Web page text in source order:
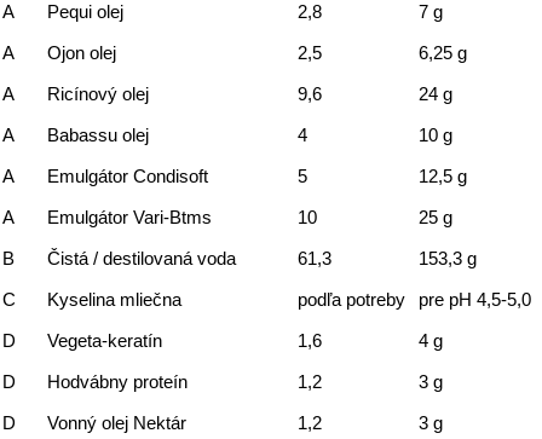
A
Pequi olej 2,8
7 g
A
Ojon olej 2,5
6,25 g
A
Ricínový olej 9,6
24 g
A
Babassu olej 4
10 g
A
Emulgátor Condisoft 5
12,5 g
A
Emulgátor Vari-Btms 10
25 g
B
Čistá / destilovaná voda 61,3
153,3 g
C
Kyselina mliečna podľa potreby
pre pH 4,5-5,0
D
Vegeta-keratín 1,6
4 g
D
Hodvábny proteín 1,2
3 g
D
Vonný olej Nektár 1,2
3 g